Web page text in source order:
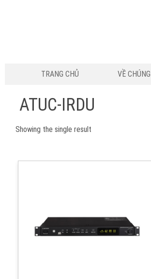
TRANG CHỦ VỀ
ATUC-IRDU
Showing the single result